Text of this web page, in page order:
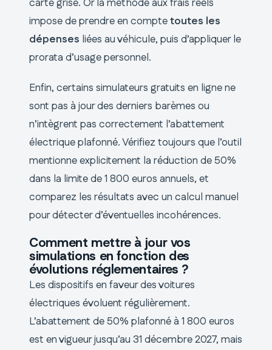
carte grise. Or la méthode aux frais réels
impose de prendre en comptetoutes les
dépenses liées au véhicule, puis d’appliquer le
prorata d’usage personnel.
Enfin, certains simulateurs gratuits en ligne ne
sont pas à jour des derniers barèmes ou
n’intègrent pas correctement l’abattement
électrique plafonné. Vérifiez toujours que l’outil
mentionne explicitement la réduction de 50%
dans la limite de 1 800 euros annuels, et
comparez les résultats avec un calcul manuel
pour détecter d’éventuelles incohérences.
Comment mettre à jour vos
simulations en fonction des
évolutions réglementaires ?
Les dispositifs en faveur des voitures
électriques évoluent régulièrement.
L’abattement de 50% plafonné à 1 800 euros
est en vigueur jusqu’au 31 décembre 2027, mais